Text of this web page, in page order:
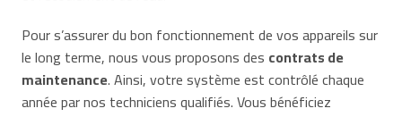
Pour s’assurer du bon fonctionnement de vos appareils sur
le long terme, nous vous proposons des contrats de
maintenance. Ainsi, votre système est contrôlé chaque
année par nos techniciens qualifiés. Vous bénéficiez